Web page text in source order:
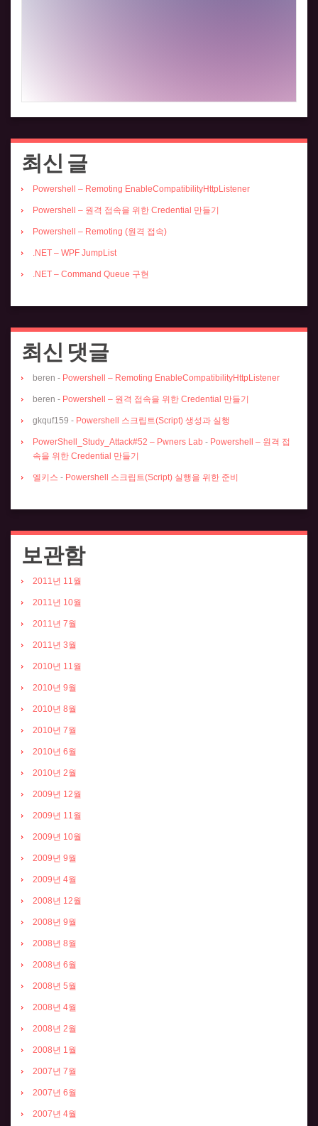
최신 글
Powershell – Remoting EnableCompatibilityHttpListener
Powershell – 원격 접속을 위한 Credential 만들기
Powershell – Remoting (원격 접속)
.NET – WPF JumpList
.NET – Command Queue 구현
최신 댓글
beren - Powershell – Remoting EnableCompatibilityHttpListener
beren - Powershell – 원격 접속을 위한 Credential 만들기
gkquf159 - Powershell 스크립트(Script) 생성과 실행
PowerShell_Study_Attack#52 – Pwners Lab - Powershell – 원격 접
속을 위한 Credential 만들기
엘키스 - Powershell 스크립트(Script) 실행을 위한 준비
보관함
2011년 11월
2011년 10월
2011년 7월
2011년 3월
2010년 11월
2010년 9월
2010년 8월
2010년 7월
2010년 6월
2010년 2월
2009년 12월
2009년 11월
2009년 10월
2009년 9월
2009년 4월
2008년 12월
2008년 9월
2008년 8월
2008년 6월
2008년 5월
2008년 4월
2008년 2월
2008년 1월
2007년 7월
2007년 6월
2007년 4월